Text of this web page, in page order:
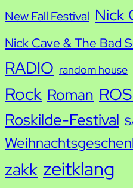
New Fall Festival Nick
Nick Cave & The Bad
RADIO random house
Rock Roman
Roskilde-Festival
zakk zeitklang